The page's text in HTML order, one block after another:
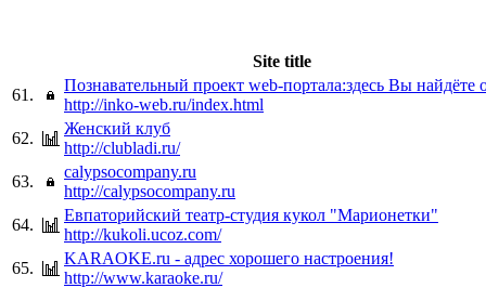
Site title
61.
Познавательный проект web-портала:здесь Вы найдёте
http://inko-web.ru/index.html
62.
Женский клуб
http://clubladi.ru/
63.
calypsocompany.ru
http://calypsocompany.ru
64.
Евпаторийский театр-студия кукол "Марионетки"
http://kukoli.ucoz.com/
65.
KARAOKE.ru - адрес хорошего настроения!
http://www.karaoke.ru/